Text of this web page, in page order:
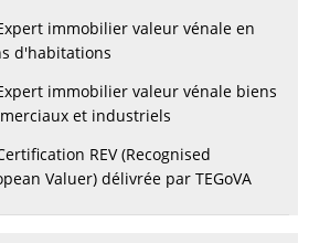
immobilier valeur vénale en
d'habitations
immobilier valeur vénale biens
et industriels
REV (Recognised
Valuer) délivrée par TEGoVA